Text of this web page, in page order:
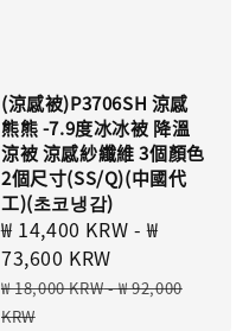
(涼感被)P3706SH 涼感
熊熊 -7.9度冰冰被 降溫
涼被 涼感紗纖維 3個顏色
2個尺寸(SS/Q)(中國代
工)(초코냉감)
Sale
price
₩ 14,400 KRW -₩
73,600 KRW
Regular
price
₩ 18,000 KRW-₩ 92,000
KRW